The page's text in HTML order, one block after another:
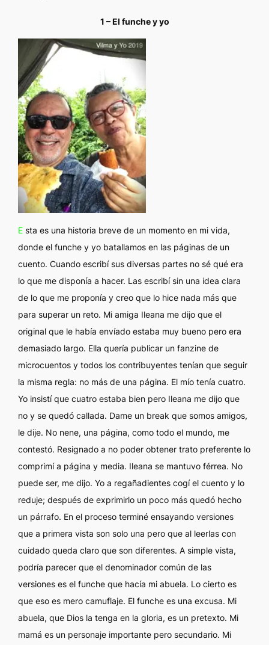
1 – El funche y yo
E sta es una historia breve de un momento en mi vida,
donde el funche y yo batallamos en las páginas de un
cuento. Cuando escribí sus diversas partes no sé qué era
lo que me disponía a hacer. Las escribí sin una idea clara
de lo que me proponía y creo que lo hice nada más que
para superar un reto. Mi amiga Ileana me dijo que el
original que le había envíado estaba muy bueno pero era
demasiado largo. Ella quería publicar unfanzine de
microcuentos y todos los contribuyentes tenían que seguir
la misma regla: no más de una página. El mío tenía cuatro.
Yo insistí que cuatro estaba bien pero Ileana me dijo que
no y se quedó callada. Dame un break que somos amigos,
le dije. No nene, una página, como todo el mundo, me
contestó. Resignado a no poder obtener trato preferente lo
comprimí a página y media. Ileana se mantuvo férrea. No
puede ser, me dijo. Yo a regañadientes cogí el cuento y lo
reduje; después de exprimirlo un poco más quedó hecho
un párrafo. En el proceso terminé ensayando versiones
que a primera vista son solo una pero que al leerlas con
cuidado queda claro que son diferentes. A simple vista,
podría parecer que el denominador común de las
versiones es el funche que hacía mi abuela. Lo cierto es
que eso es mero camuflaje. El funche es una excusa. Mi
abuela, que Dios la tenga en la gloria, es un pretexto. Mi
mamá es un personaje importante pero secundario. Mi